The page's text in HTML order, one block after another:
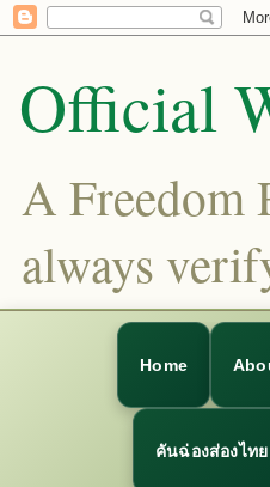
Official
A Freedom
always
Home
คันฉ่องส่องไทย